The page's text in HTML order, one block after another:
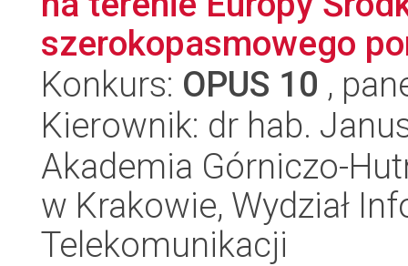
szerokopasmowego
Konkurs: OPUS 10 ,
Kierownik: dr hab.
Akademia Górniczo-
w Krakowie, Wydział
Telekomunikacji